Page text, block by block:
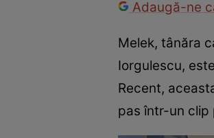
Adaugă-ne
Melek, tânăra
Iorgulescu,
Recent,
pas într-un clip